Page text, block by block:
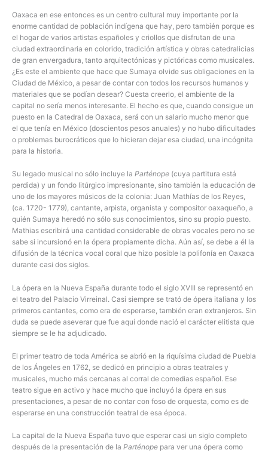
Oaxaca en ese entonces es un centro cultural muy importante por la
enorme cantidad de población indígena que hay, pero también porque es
el hogar de varios artistas españoles y criollos que disfrutan de una
ciudad extraordinaria en colorido, tradición artística y obras catedralicias
de gran envergadura, tanto arquitectónicas y pictóricas como musicales.
¿Es este el ambiente que hace que Sumaya olvide sus obligaciones en la
Ciudad de México, a pesar de contar con todos los recursos humanos y
materiales que se podían desear? Cuesta creerlo, el ambiente de la
capital no sería menos interesante. El hecho es que, cuando consigue un
puesto en la Catedral de Oaxaca, será con un salario mucho menor que
el que tenía en México (doscientos pesos anuales) y no hubo dificultades
o problemas burocráticos que lo hicieran dejar esa ciudad, una incógnita
para la historia.
Su legado musical no sólo incluye la Parténope (cuya partitura está
perdida) y un fondo litúrgico impresionante, sino también la educación de
uno de los mayores músicos de la colonia: Juan Mathías de los Reyes,
(ca. 1720- 1779), cantante, arpista, organista y compositor oaxaqueño, a
quién Sumaya heredó no sólo sus conocimientos, sino su propio puesto.
Mathias escribirá una cantidad considerable de obras vocales pero no se
sabe si incursionó en la ópera propiamente dicha. Aún así, se debe a él la
difusión de la técnica vocal coral que hizo posible la polifonía en Oaxaca
durante casi dos siglos.
La ópera en la Nueva España durante todo el siglo XVIII se representó en
el teatro del Palacio Virreinal. Casi siempre se trató de ópera italiana y los
primeros cantantes, como era de esperarse, también eran extranjeros. Sin
duda se puede aseverar que fue aquí donde nació el carácter elitista que
siempre se le ha adjudicado.
El primer teatro de toda América se abrió en la riquísima ciudad de Puebla
de los Ángeles en 1762, se dedicó en principio a obras teatrales y
musicales, mucho más cercanas al corral de comedias español. Ese
teatro sigue en activo y hace mucho que incluyó la ópera en sus
presentaciones, a pesar de no contar con foso de orquesta, como es de
esperarse en una construcción teatral de esa época.
La capital de la Nueva España tuvo que esperar casi un siglo completo
después de la presentación de la Parténope para ver una ópera como